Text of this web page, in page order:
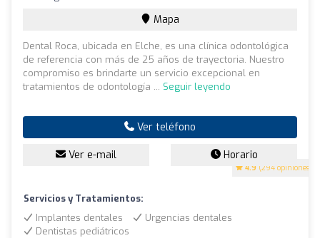
4.9 (294 opiniones)
Mapa
Dental Roca, ubicada en Elche, es una clínica odontológica
de referencia con más de 25 años de trayectoria. Nuestro
compromiso es brindarte un servicio excepcional en
tratamientos de odontología ... Seguir leyendo
Ver teléfono
Ver e-mail Horario
Servicios y Tratamientos:
Implantes dentales
Urgencias dentales
Dentistas pediátricos